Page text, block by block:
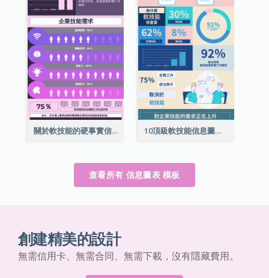
關於軟技能的硬事實信息圖表 10頂級軟技能信息圖表
查看所有 信息圖表 模板
創建精美的設計
無需信用卡、無需合同、無需下載，沒有隱藏費用。